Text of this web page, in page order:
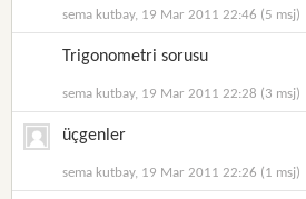
sema kutbay, 19 Mar 2011 22:46 (5 msj)
Trigonometri sorusu
sema kutbay, 19 Mar 2011 22:28 (3 msj)
üçgenler
sema kutbay, 19 Mar 2011 22:26 (1 msj)